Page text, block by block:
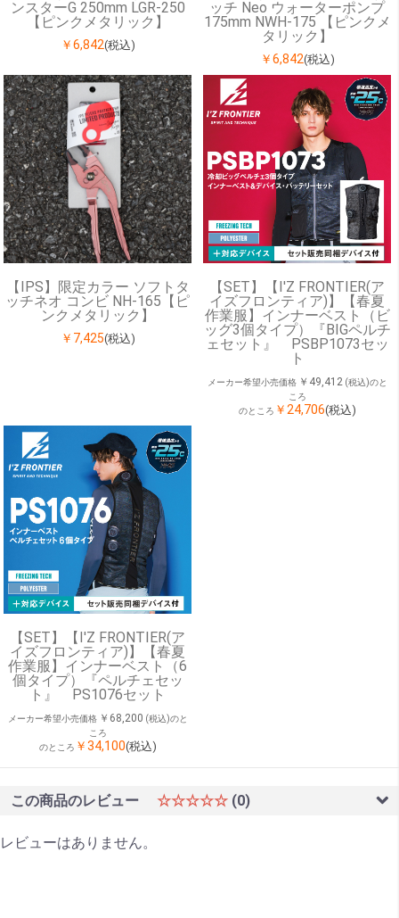
ンスターG 250mm LGR-250
【ピンクメタリック】
￥6,842(税込)
ッチ Neo ウォーターポンプ
175mm NWH-175 【ピンクメ
タリック】
￥6,842(税込)
【IPS】限定カラー ソフトタ
ッチネオ コンビ NH-165【ピ
ンクメタリック】
￥7,425(税込)
【SET】【I'Z FRONTIER(ア
イズフロンティア)】【春夏
作業服】インナーベスト（ビ
ッグ3個タイプ）『BIGペルチ
ェセット』 PSBP1073セッ
ト
メーカー希望小売価格 ￥49,412 (税込)のと
ころ
のところ ￥24,706(税込)
【SET】【I'Z FRONTIER(ア
イズフロンティア)】【春夏
作業服】インナーベスト（6
個タイプ）『ペルチェセッ
ト』 PS1076セット
メーカー希望小売価格 ￥68,200 (税込)のと
ころ
のところ ￥34,100(税込)
この商品のレビュー ☆☆☆☆☆ (0)
レビューはありません。